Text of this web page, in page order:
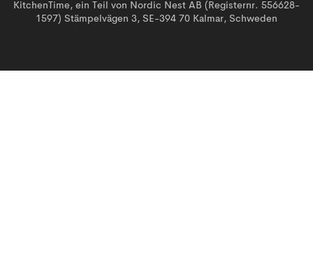
KitchenTime, ein Teil von Nordic Nest AB (Registernr. 556628-
1597) Stämpelvägen 3, SE-394 70 Kalmar, Schweden